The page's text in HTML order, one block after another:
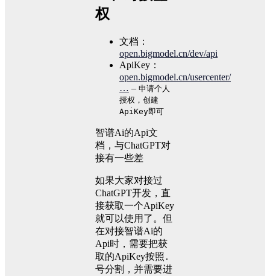
权
文档：
open.bigmodel.cn/dev/api
ApiKey：
open.bigmodel.cn/usercenter/
… – 申请个人
授权，创建
ApiKey即可
智谱Ai的Api文
档，与ChatGPT对
接有一些差
如果大家对接过
ChatGPT开发，直
接获取一个ApiKey
就可以使用了。但
在对接智谱Ai的
Api时，需要把获
取的ApiKey按照 .
号分割，并需要进